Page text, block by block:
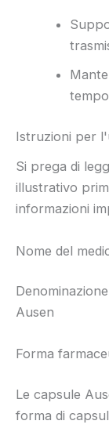
tempo
Istruzioni per
Si prega di
illustrativo
informazioni
Nome del
Ausen
Forma
Le capsule
forma di